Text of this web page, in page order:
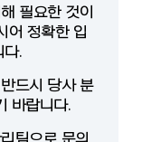
필요한 것이
어 정확한 입
.
드시 당사 분
바랍니다.